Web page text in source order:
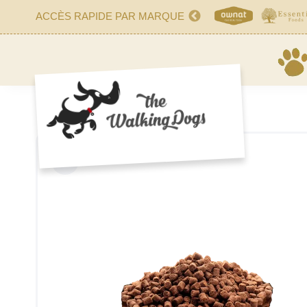
ACCÈS RAPIDE PAR MARQUE